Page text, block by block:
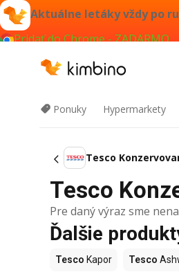
Aktuálne letáky vždy po
Pridať do Chrome - ZADARMO
Ponuky Hypermarkety
Tesco
Tesco
Pre daný výraz sme
Ďalšie
Tesco Kapor Tesco